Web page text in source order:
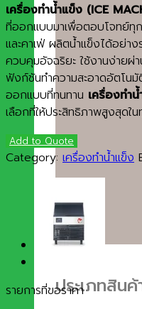
ประเภทสินค้
เครื่องทำน้ำแข็ง (ICE
ที่ออกแบบมาเพื่อตอบโจทย์ทุ
และคาเฟ่ ผลิตน้ำแข็งได้อย่าง
ควบคุมอัจฉริยะ ใช้งานง่าย
ฟังก์ชันทำความสะอาดอัตโน
ออกแบบที่ทนทาน เครื่องทำ
เลือกที่ให้ประสิทธิภาพสูงสุดใน
Add to Quote
Category: เครื่องทำน้ำแข็ง
รายการที่ขอราคา